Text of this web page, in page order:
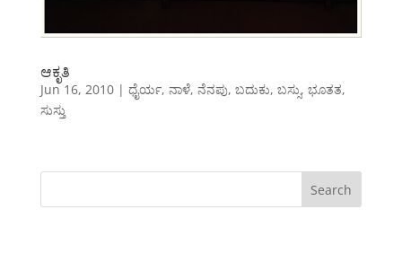
ಆಕೃತಿ
Jun 16, 2010| ಧೈರ್ಯ, ನಾಳೆ, ನೆನಪು, ಬದುಕು, ಬಸ್ಸು, ಭೂತತ,
ಸುಸ್ತು